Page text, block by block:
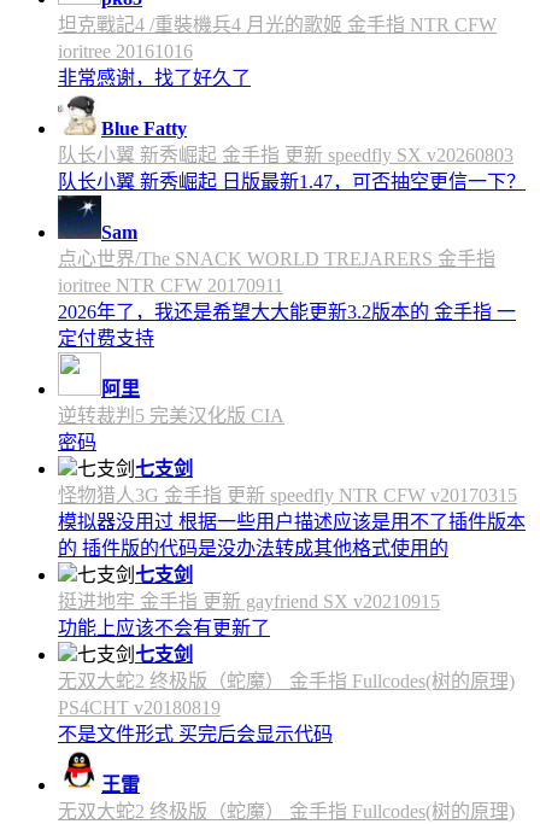
坦克戰記4 /重裝機兵4 月光的歌姬 金手指 NTR CFW
ioritree 20161016
非常感谢，找了好久了
Blue Fatty
队长小翼 新秀崛起 金手指 更新 speedfly SX v20260803
队长小翼 新秀崛起 日版最新1.47，可否抽空更信一下？
Sam
点心世界/The SNACK WORLD TREJARERS 金手指
ioritree NTR CFW 20170911
2026年了，我还是希望大大能更新3.2版本的 金手指 一
定付费支持
阿里
逆转裁判5 完美汉化版 CIA
密码
七支剑
怪物猎人3G 金手指 更新 speedfly NTR CFW v20170315
模拟器没用过 根据一些用户描述应该是用不了插件版本
的 插件版的代码是没办法转成其他格式使用的
七支剑
挺进地牢 金手指 更新 gayfriend SX v20210915
功能上应该不会有更新了
七支剑
无双大蛇2 终极版（蛇魔） 金手指 Fullcodes(树的原理)
PS4CHT v20180819
不是文件形式 买完后会显示代码
王雷
无双大蛇2 终极版（蛇魔） 金手指 Fullcodes(树的原理)